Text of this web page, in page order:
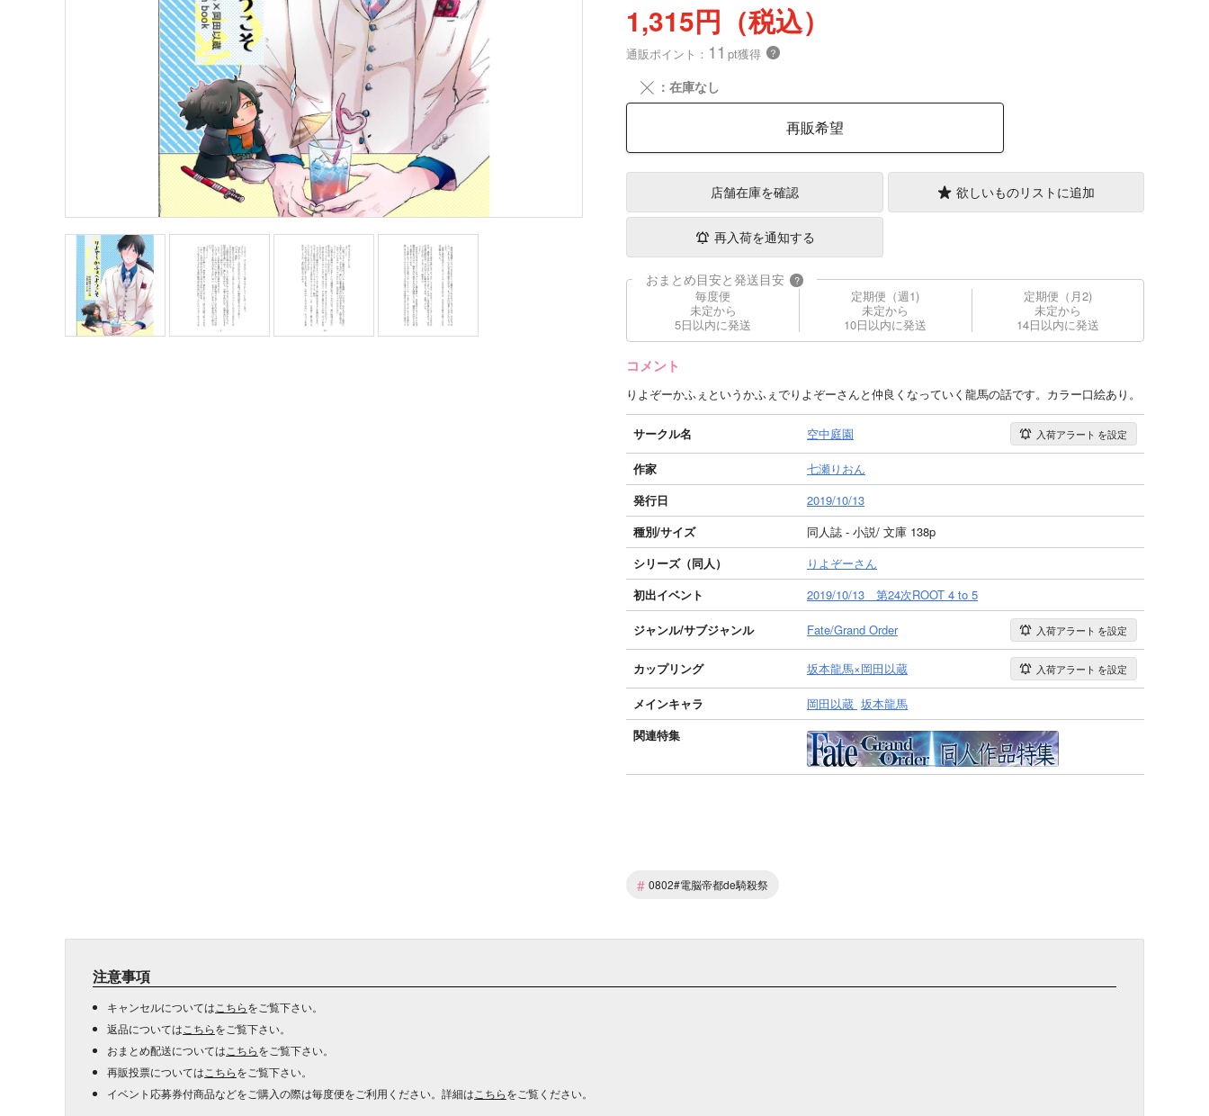
1,315円（税込）
通販ポイント： 11 pt獲得 ？
╳ ：在庫なし
再販希望
店舗在庫を確認 欲しいものリストに追加
再入荷を通知する
おまとめ目安と発送目安 ?
毎度便
未定から
5日以内に発送
定期便（週1)
未定から
10日以内に発送
定期便（月2)
未定から
14日以内に発送
コメント
りよぞーかふぇというかふぇでりよぞーさんと仲良くなっていく龍馬の話です。カラー口絵あり。
サークル名 空中庭園 入荷アラート を設定
作家
七瀬りおん
発行日
2019/10/13
種別/サイズ
同人誌 - 小説/ 文庫 138p
シリーズ（同人）
りよぞーさん
初出イベント
2019/10/13 第24次ROOT 4 to 5
ジャンル/サブジャンル Fate/Grand Order 入荷アラート を設定
カップリング 坂本龍馬×岡田以蔵 入荷アラート を設定
メインキャラ 岡田以蔵 坂本龍馬
関連特集
# 0802#電脳帝都de騎殺祭
注意事項
キャンセルについては こちらをご覧下さい。
返品については こちらをご覧下さい。
おまとめ配送については こちらをご覧下さい。
再販投票については こちらをご覧下さい。
イベント応募券付商品などをご購入の際は毎度便をご利用ください。詳細は こちらをご覧ください。